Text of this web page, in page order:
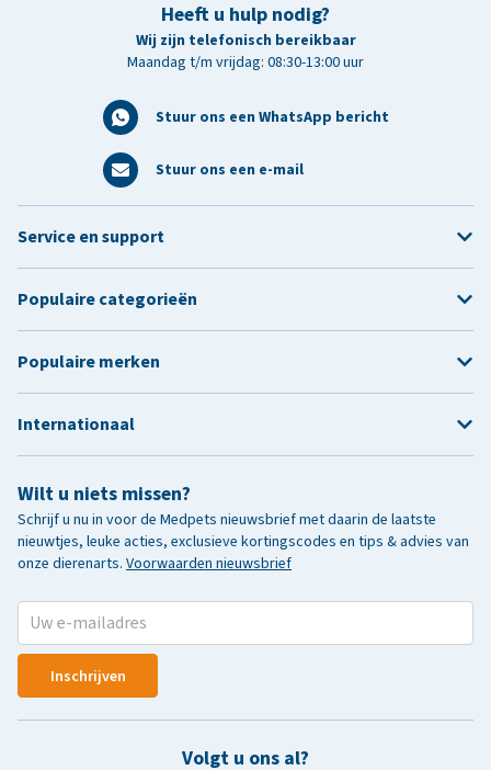
Heeft u hulp nodig?
Wij zijn telefonisch bereikbaar
Maandag t/m vrijdag: 08:30-13:00 uur
Stuur ons een WhatsApp bericht
Stuur ons een e-mail
Wilt u niets missen?
Schrijf u nu in voor de Medpets nieuwsbrief met daarin de laatste
nieuwtjes, leuke acties, exclusieve kortingscodes en tips & advies van
onze dierenarts. Voorwaarden nieuwsbrief
Inschrijven
Volgt u ons al?
Service en support
Populaire categorieën
Populaire merken
Internationaal